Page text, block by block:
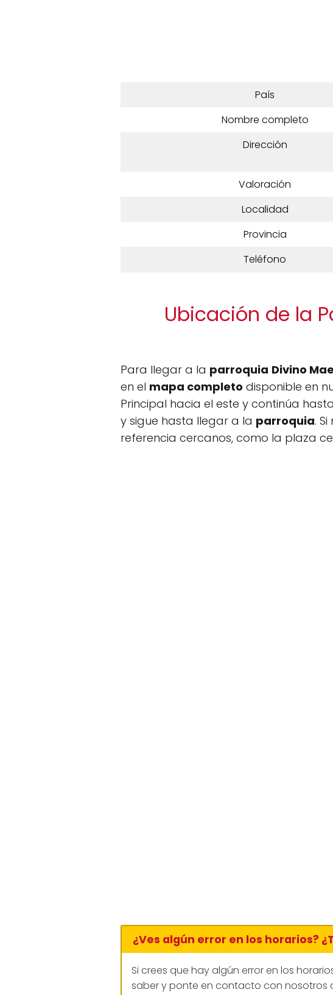
País
Nombre completo
Dirección
Valoración
Localidad
Provincia
Teléfono
Ubicación de la
Para llegar a la parroquia Divino
en el mapa completo disponible en
Principal hacia el este y continúa
y sigue hasta llegar a la parroquia.
referencia cercanos, como la plaza
¿Ves algún error en los horarios?
Si crees que hay algún error en los
saber y ponte en contacto con nosotros